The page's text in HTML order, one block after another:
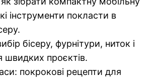
інструменти покласти в
бісеру, фурнітури, ниток і
швидких проєктів.
покрокові рецепти для